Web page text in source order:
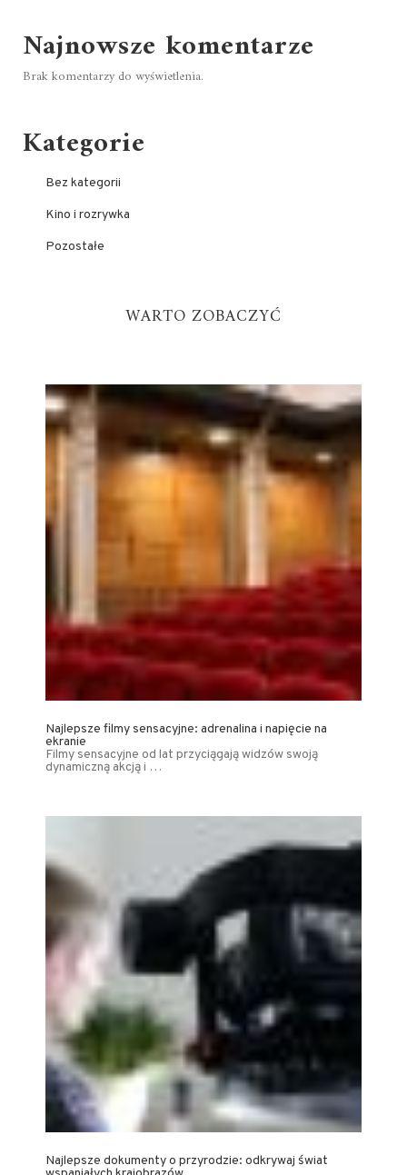
Najnowsze komentarze
Brak komentarzy do wyświetlenia.
Kategorie
Bez kategorii
Kino i rozrywka
Pozostałe
WARTO ZOBACZYĆ
Najlepsze filmy sensacyjne: adrenalina i napięcie na
ekranie
Filmy sensacyjne od lat przyciągają widzów swoją
dynamiczną akcją i …
Najlepsze dokumenty o przyrodzie: odkrywaj świat